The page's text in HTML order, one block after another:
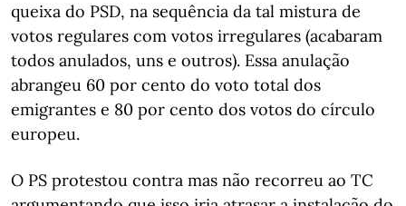
queixa do PSD, na sequência da tal mistura de
votos regulares com votos irregulares (acabaram
todos anulados, uns e outros). Essa anulação
abrangeu 60 por cento do voto total dos
emigrantes e 80 por cento dos votos do círculo
europeu.
O PS protestou contra mas não recorreu ao TC